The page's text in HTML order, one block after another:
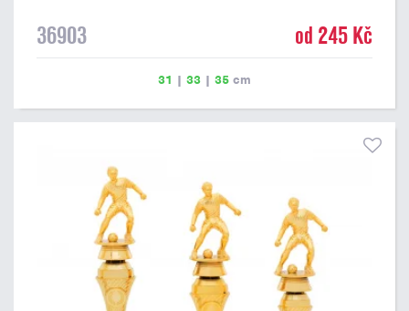
36903 od 245 Kč
31 | 33 | 35 cm